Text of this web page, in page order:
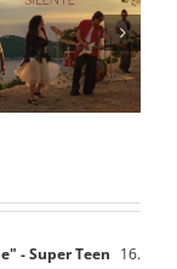
objavio novi
ili kasnije”
- Super Teen 16.